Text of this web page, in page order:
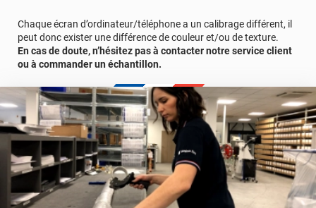
Chaque écran d’ordinateur/téléphone a un calibrage différent, il
peut donc exister une différence de couleur et/ou de texture.
En cas de doute, n’hésitez pas à contacter notre service client
ou à commander un échantillon.